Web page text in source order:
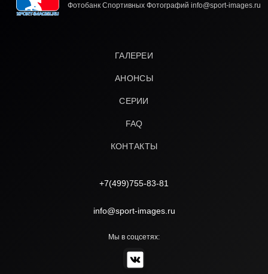
Фотобанк Спортивных Фотографий info@sport-images.ru
ГАЛЕРЕИ
АНОНСЫ
СЕРИИ
FAQ
КОНТАКТЫ
+7(499)755-83-81
info@sport-images.ru
Мы в соцсетях: